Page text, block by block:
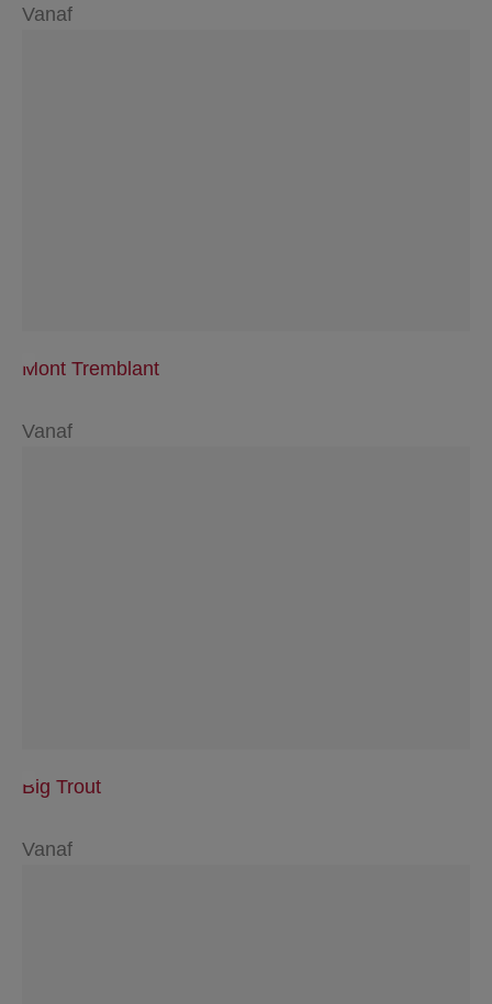
Vanaf
Mont Tremblant
Vanaf
Big Trout
Vanaf